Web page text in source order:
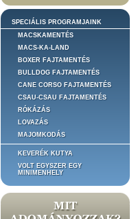
SPECIÁLIS PROGRAMJAINK
MACSKAMENTÉS
MACS-KA-LAND
BOXER FAJTAMENTÉS
BULLDOG FAJTAMENTÉS
CANE CORSO FAJTAMENTÉS
CSAU-CSAU FAJTAMENTÉS
RÓKÁZÁS
LOVAZÁS
MAJOMKODÁS
KEVERÉK KUTYA
VOLT EGYSZER EGY
MINIMENHELY